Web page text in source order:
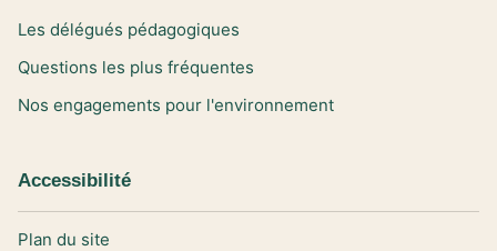
Les délégués pédagogiques
Questions les plus fréquentes
Nos engagements pour l'environnement
Accessibilité
Plan du site